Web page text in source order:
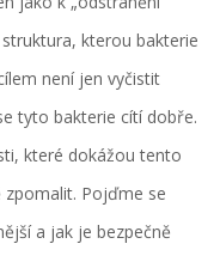
kterou bakterie
není jen vyčistit
tyto bakterie cítí dobře.
které dokážou tento
Pojďme se
a jak je bezpečně